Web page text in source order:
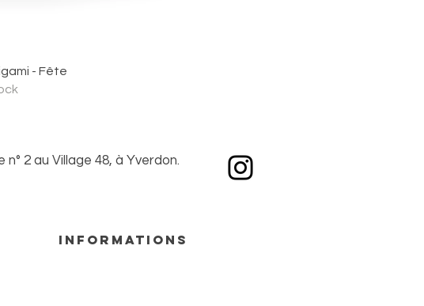
Aperçu rapide
- Fête
2 au Village 48, à Yverdon.
Informations